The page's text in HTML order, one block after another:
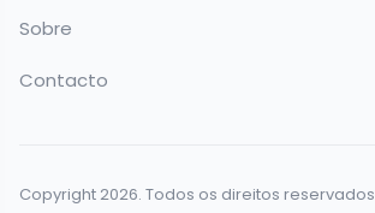
Sobre
Contacto
Copyright 2026. Todos os direitos reservados